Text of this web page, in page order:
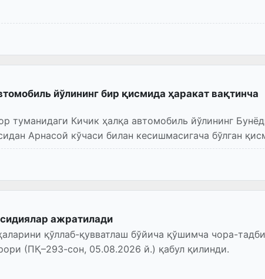
йўлининг бир қисмида ҳаракат вақтинча
туманидаги Кичик ҳалқа автомобиль йўлининг
Арнасой кўчаси билан кесишмасигача бўлган
ажратилади
қўллаб-қувватлаш бўйича қўшимча чора-
(ПҚ–293-сон, 05.08.2026 й.) қабул қилинди.